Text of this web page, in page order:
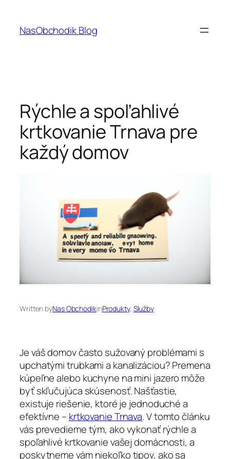
obsahNasObchodik Blog
Rýchle a spoľahlivé
krtkovanie Trnava pre
každý domov
Written byNas ObchodikinProdukty, Služby
Je váš domov často sužovaný problémami s
upchatými trubkami a kanalizáciou? Premena
kúpeľne alebo kuchyne na mini jazero môže
byť skľučujúca skúsenosť. Našťastie,
existuje riešenie, ktoré je jednoduché a
efektívne – krtkovanie Trnava. V tomto článku
vás prevedieme tým, ako vykonať rýchle a
spoľahlivé krtkovanie vašej domácnosti, a
poskytneme vám niekoľko tipov, ako sa